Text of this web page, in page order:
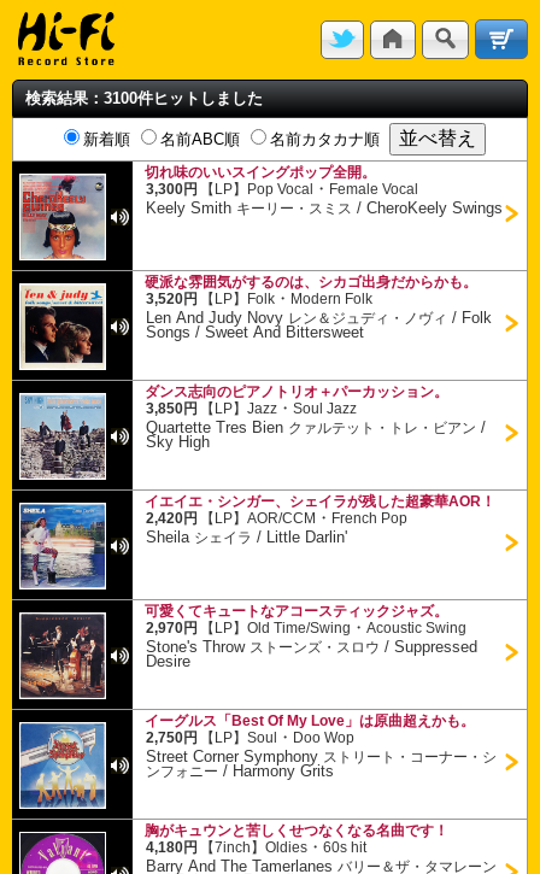
検索結果：3100件ヒットしました
新着順 名前ABC順 名前カタカナ順
切れ味のいいスイングポップ全開。
3,300円
【LP】 Pop Vocal ・ Female Vocal
Keely Smith キーリー・スミス /CheroKeely Swings
硬派な雰囲気がするのは、シカゴ出身だからかも。
3,520円
【LP】 Folk ・ Modern Folk
Len And Judy Novy レン＆ジュディ・ノヴィ / Folk
Songs / Sweet And Bittersweet
ダンス志向のピアノトリオ＋パーカッション。
3,850円
【LP】Jazz ・Soul Jazz
Quartette Tres Bien クァルテット・トレ・ビアン /
Sky High
イエイエ・シンガー、シェイラが残した超豪華AOR！
2,420円
【LP】AOR/CCM ・ French Pop
Sheila シェイラ / Little Darlin'
可愛くてキュートなアコースティックジャズ。
2,970円
【LP】Old Time/Swing ・Acoustic Swing
Stone's Throw ストーンズ・スロウ /Suppressed
Desire
イーグルス「Best Of My Love」は原曲超えかも。
2,750円
【LP】Soul ・ Doo Wop
Street Corner Symphony ストリート・コーナー・シ
ンフォニー / Harmony Grits
胸がキュウンと苦しくせつなくなる名曲です！
4,180円
【7inch】Oldies ・60s hit
Barry And The Tamerlanesバリー＆ザ・タマレーン